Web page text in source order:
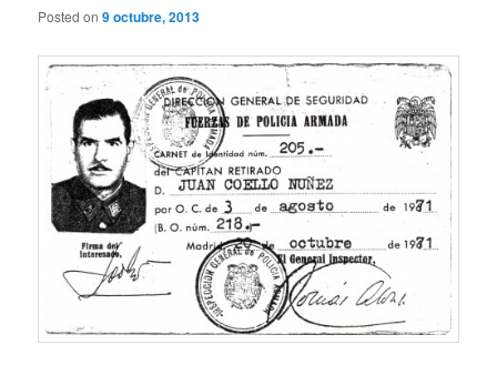
Posted on9 octubre, 2013